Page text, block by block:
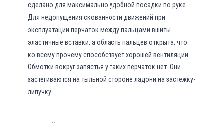
сделано для максимально удобной посадки по руке.
Для недопущения скованности движений при
эксплуатации перчаток между пальцами вшиты
эластичные вставки, а область пальцев открыта, что
ко всему прочему способствует хорошей вентиляции.
Обмотки вокруг запястья у таких перчаток нет. Они
застегиваются на тыльной стороне ладони на застежку-
липучку.